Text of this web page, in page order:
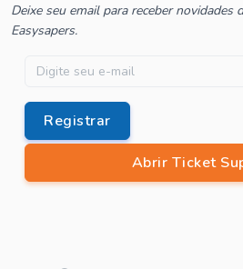
Deixe seu email para receber novidades
Easysapers.
Registrar
Abrir Ticket